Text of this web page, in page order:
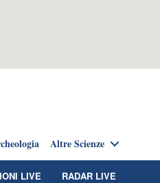
Altre Scienze
LIVE RADAR LIVE